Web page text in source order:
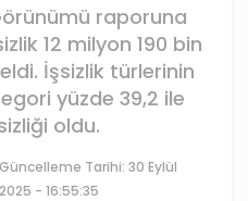
raporuna
12 milyon 190 bin
İşsizlik türlerinin
yüzde 39,2 ile
oldu.
Güncelleme Tarihi: 30 Eylül
2025 - 16:55:35